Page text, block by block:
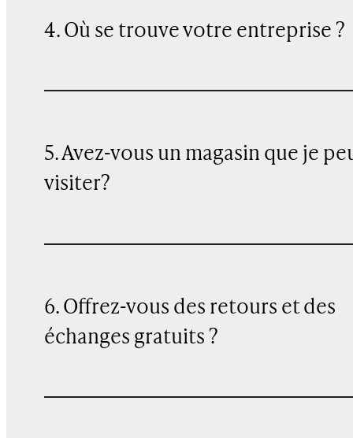
4. Où se trouve votre entreprise ?
5. Avez-vous un magasin que je
visiter?
6. Offrez-vous des retours et des
échanges gratuits ?